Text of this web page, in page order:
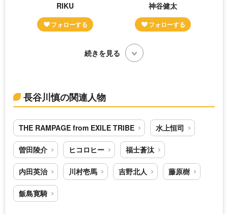
RIKU 神谷健太
続きを見る
長谷川慎の関連人物
THE RAMPAGE from EXILE TRIBE 水上恒司
曽田陵介 ヒコロヒー 福士蒼汰
内田英治 川村壱馬 吉野北人 藤原樹
飯島寛騎